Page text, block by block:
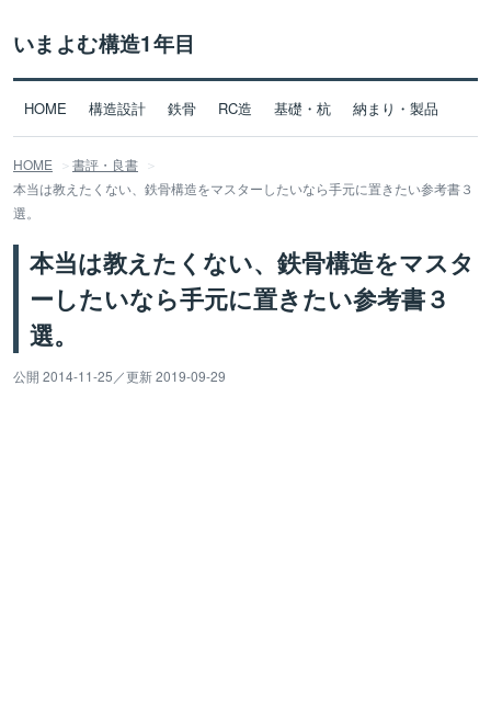
いまよむ構造1年目
HOME 構造設計 鉄骨 RC造 基礎・杭 納まり・製品
HOME
書評・良書
本当は教えたくない、鉄骨構造をマスターしたいなら手元に置きたい参考書３
選。
本当は教えたくない、鉄骨構造をマスタ
ーしたいなら手元に置きたい参考書３
選。
公開 2014-11-25 ／更新 2019-09-29